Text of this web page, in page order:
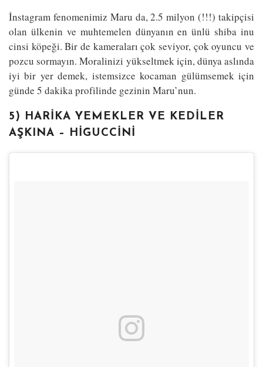
İnstagram fenomenimiz Maru da, 2.5 milyon (!!!) takipçisi
olan ülkenin ve muhtemelen dünyanın en ünlü shiba inu
cinsi köpeği. Bir de kameraları çok seviyor, çok oyuncu ve
pozcu sormayın. Moralinizi yükseltmek için, dünya aslında
iyi bir yer demek, istemsizce kocaman gülümsemek için
günde 5 dakika profilinde gezinin Maru’nun.
5) HARIKA YEMEKLER VE KEDILER
AŞKINA – HIGUCCINI